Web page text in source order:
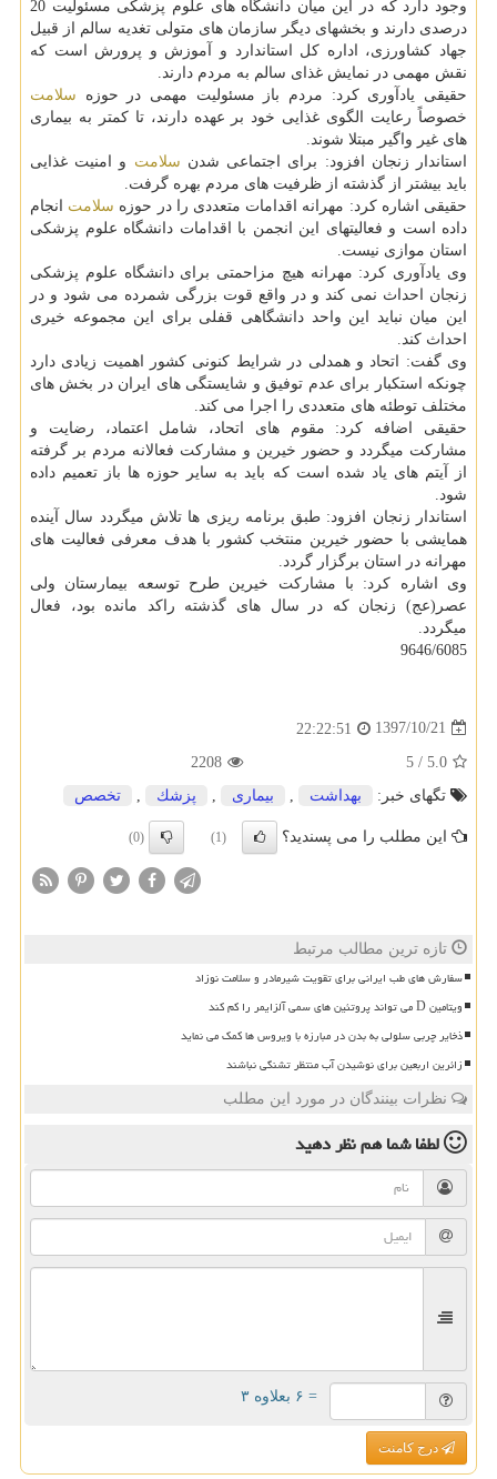
وجود دارد كه در این میان دانشگاه های علوم پزشكی مسئولیت 20
درصدی دارند و بخشهای دیگر سازمان های متولی تغدیه سالم از قبیل
جهاد كشاورزی، اداره كل استاندارد و آموزش و پرورش است كه
نقش مهمی در نمایش غذای سالم به مردم دارند.
حقیقی یادآوری كرد: مردم باز مسئولیت مهمی در حوزه سلامت
خصوصاً رعایت الگوی غذایی خود بر عهده دارند، تا كمتر به بیماری
های غیر واگیر مبتلا شوند.
استاندار زنجان افزود: برای اجتماعی شدن سلامت و امنیت غذایی
باید بیشتر از گذشته از ظرفیت های مردم بهره گرفت.
حقیقی اشاره كرد: مهرانه اقدامات متعددی را در حوزه سلامت انجام
داده است و فعالیتهای این انجمن با اقدامات دانشگاه علوم پزشكی
استان موازی نیست.
وی یادآوری كرد: مهرانه هیچ مزاحمتی برای دانشگاه علوم پزشكی
زنجان احداث نمی كند و در واقع قوت بزرگی شمرده می شود و در
این میان نباید این واحد دانشگاهی قفلی برای این مجموعه خیری
احداث كند.
وی گفت: اتحاد و همدلی در شرایط كنونی كشور اهمیت زیادی دارد
چونكه استكبار برای عدم توفیق و شایستگی های ایران در بخش های
مختلف توطئه های متعددی را اجرا می كند.
حقیقی اضافه كرد: مقوم های اتحاد، شامل اعتماد، رضایت و
مشاركت میگردد و حضور خیرین و مشاركت فعالانه مردم بر گرفته
از آیتم های یاد شده است كه باید به سایر حوزه ها باز تعمیم داده
شود.
استاندار زنجان افزود: طبق برنامه ریزی ها تلاش میگردد سال آینده
همایشی با حضور خیرین منتخب كشور با هدف معرفی فعالیت های
مهرانه در استان برگزار گردد.
وی اشاره كرد: با مشاركت خیرین طرح توسعه بیمارستان ولی
عصر(عج) زنجان كه در سال های گذشته راكد مانده بود، فعال
میگردد.
9646/6085
1397/10/21
22:22:51
5.0
/
5
2208
تگهای خبر:
بهداشت بیماری پزشك تخصص
این مطلب را می پسندید؟ (1)
(0)
تازه ترین مطالب مرتبط
سفارش های طب ایرانی برای تقویت شیرمادر و سلامت نوزاد
ویتامین D می تواند پروتئین های سمی آلزایمر را کم کند
ذخایر چربی سلولی به بدن در مبارزه با ویروس ها کمک می نماید
زائرین اربعین برای نوشیدن آب منتظر تشنگی نباشند
نظرات بینندگان در مورد این مطلب
لطفا شما همنظر دهید
= ۶ بعلاوه ۳
درج کامنت